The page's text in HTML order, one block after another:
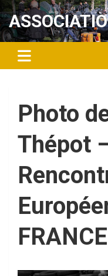
Aller
au
contenu
Photo
Thépot
FRANCE